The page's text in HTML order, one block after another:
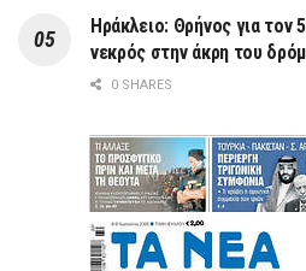
Ηράκλειο: Θρήνος για τον
νεκρός στην άκρη του
0 SHARES